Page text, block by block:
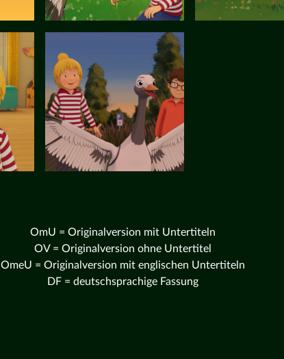
OmU = Originalversion mit Untertiteln
OV = Originalversion ohne Untertitel
OmeU = Originalversion mit englischen Untertiteln
DF = deutschsprachige Fassung